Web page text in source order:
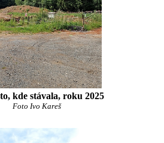
kde stávala, roku 2025
Foto Ivo Kareš